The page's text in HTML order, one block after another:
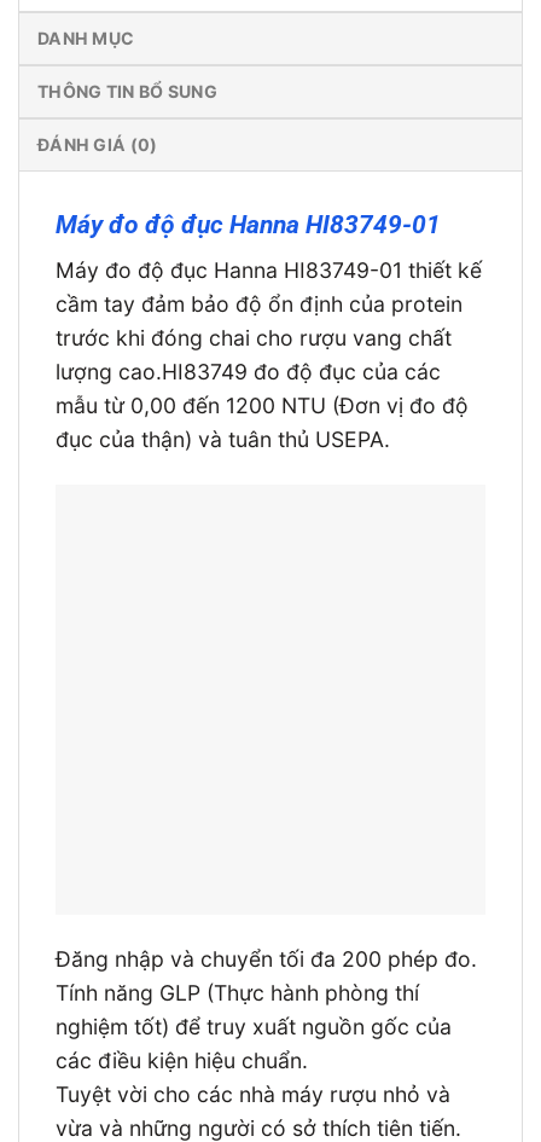
DANH MỤC
THÔNG TIN BỔ SUNG
ĐÁNH GIÁ (0)
Máy đo độ đục Hanna HI83749-01
Máy đo độ đục Hanna HI83749-01 thiết kế
cầm tay đảm bảo độ ổn định của protein
trước khi đóng chai cho rượu vang chất
lượng cao.HI83749 đo độ đục của các
mẫu từ 0,00 đến 1200 NTU (Đơn vị đo độ
đục của thận) và tuân thủ USEPA.
Đăng nhập và chuyển tối đa 200 phép đo.
Tính năng GLP (Thực hành phòng thí
nghiệm tốt) để truy xuất nguồn gốc của
các điều kiện hiệu chuẩn.
Tuyệt vời cho các nhà máy rượu nhỏ và
vừa và những người có sở thích tiên tiến.